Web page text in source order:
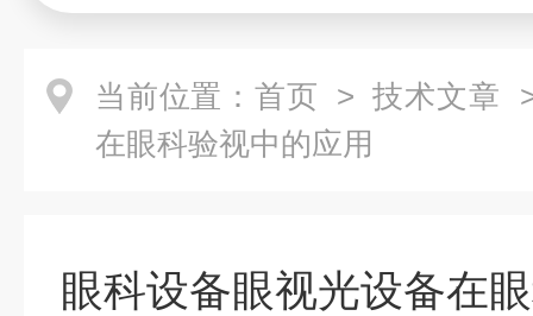
当前位置： 首页 > 技术文章
在眼科验视中的应用
眼科设备眼视光设备在